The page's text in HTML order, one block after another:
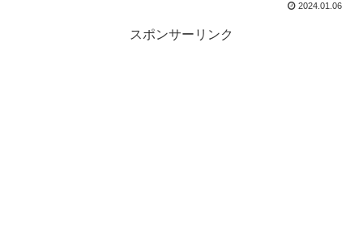
2024.01.06
スポンサーリンク